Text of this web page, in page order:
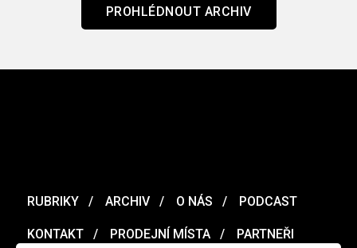
PROHLÉDNOUT ARCHIV
RUBRIKY ARCHIV O NÁS PODCAST
KONTAKT PRODEJNÍ MÍSTA PARTNEŘI